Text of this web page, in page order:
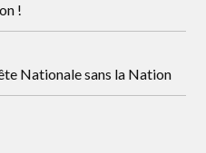
!
Nationale sans la Nation